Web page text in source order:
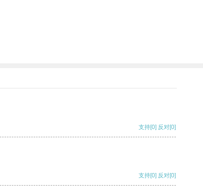
支持[0] 反对[0]
支持[0] 反对[0]